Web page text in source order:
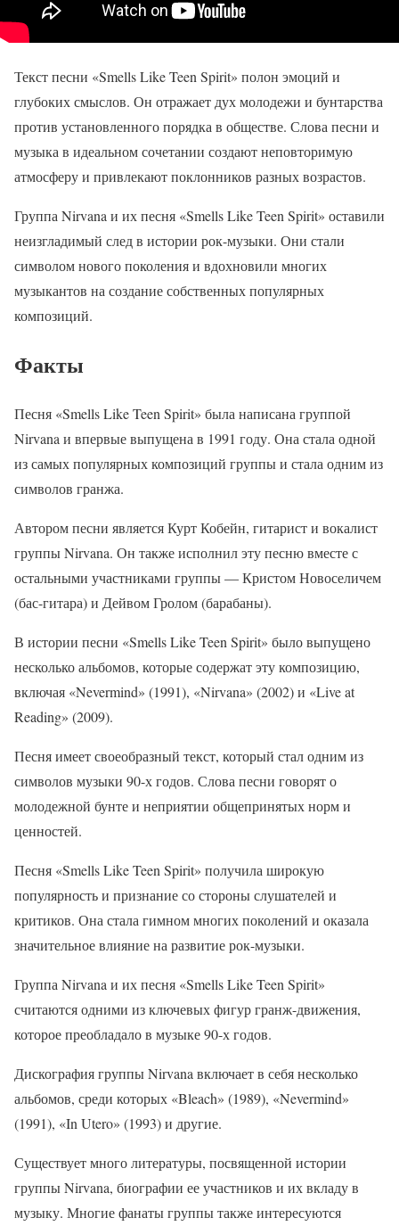
Текст песни «Smells Like Teen Spirit» полон эмоций и
глубоких смыслов. Он отражает дух молодежи и бунтарства
против установленного порядка в обществе. Слова песни и
музыка в идеальном сочетании создают неповторимую
атмосферу и привлекают поклонников разных возрастов.
Группа Nirvana и их песня «Smells Like Teen Spirit» оставили
неизгладимый след в истории рок-музыки. Они стали
символом нового поколения и вдохновили многих
музыкантов на создание собственных популярных
композиций.
Факты
Песня «Smells Like Teen Spirit» была написана группой
Nirvana и впервые выпущена в 1991 году. Она стала одной
из самых популярных композиций группы и стала одним из
символов гранжа.
Автором песни является Курт Кобейн, гитарист и вокалист
группы Nirvana. Он также исполнил эту песню вместе с
остальными участниками группы — Кристом Новоселичем
(бас-гитара) и Дейвом Гролом (барабаны).
В истории песни «Smells Like Teen Spirit» было выпущено
несколько альбомов, которые содержат эту композицию,
включая «Nevermind» (1991), «Nirvana» (2002) и «Live at
Reading» (2009).
Песня имеет своеобразный текст, который стал одним из
символов музыки 90-х годов. Слова песни говорят о
молодежной бунте и неприятии общепринятых норм и
ценностей.
Песня «Smells Like Teen Spirit» получила широкую
популярность и признание со стороны слушателей и
критиков. Она стала гимном многих поколений и оказала
значительное влияние на развитие рок-музыки.
Группа Nirvana и их песня «Smells Like Teen Spirit»
считаются одними из ключевых фигур гранж-движения,
которое преобладало в музыке 90-х годов.
Дискография группы Nirvana включает в себя несколько
альбомов, среди которых «Bleach» (1989), «Nevermind»
(1991), «In Utero» (1993) и другие.
Существует много литературы, посвященной истории
группы Nirvana, биографии ее участников и их вкладу в
музыку. Многие фанаты группы также интересуются